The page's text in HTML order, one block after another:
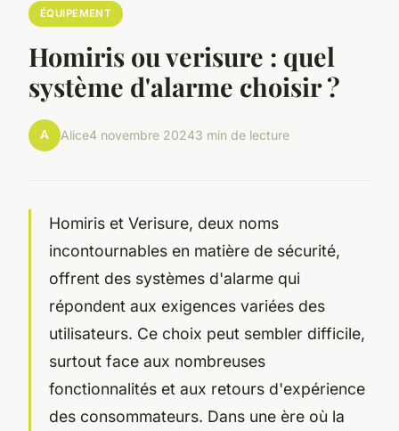
ÉQUIPEMENT
Homiris ou verisure : quel
système d'alarme choisir ?
A Alice4 novembre 20243 min de lecture
Homiris et Verisure, deux noms
incontournables en matière de sécurité,
offrent des systèmes d'alarme qui
répondent aux exigences variées des
utilisateurs. Ce choix peut sembler difficile,
surtout face aux nombreuses
fonctionnalités et aux retours d'expérience
des consommateurs. Dans une ère où la